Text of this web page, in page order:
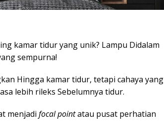
kamar tidur yang unik? Lampu Didalam
sempurna!
Hingga kamar tidur, tetapi cahaya yang
lebih rileks Sebelumnya tidur.
menjadi focal pointatau pusat perhatian